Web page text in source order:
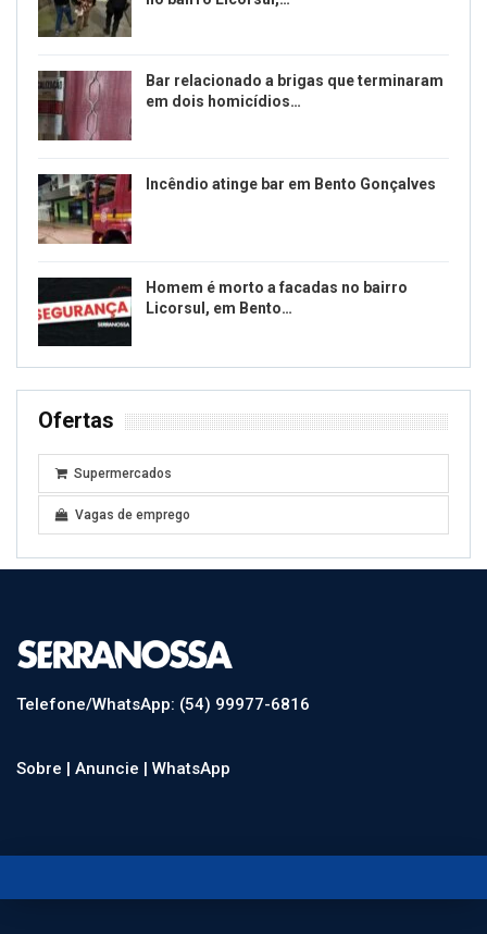
Bar relacionado a brigas que terminaram
em dois homicídios…
Incêndio atinge bar em Bento Gonçalves
Homem é morto a facadas no bairro
Licorsul, em Bento…
Ofertas
Supermercados
Vagas de emprego
Telefone/WhatsApp: (54) 99977-6816
Sobre | Anuncie | WhatsApp